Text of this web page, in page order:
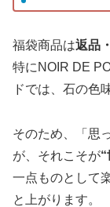
福袋商品は返品
特にNOIR DE
ドでは、石の色
そのため、「思
が、それこそが
一点ものとして
と上がります。